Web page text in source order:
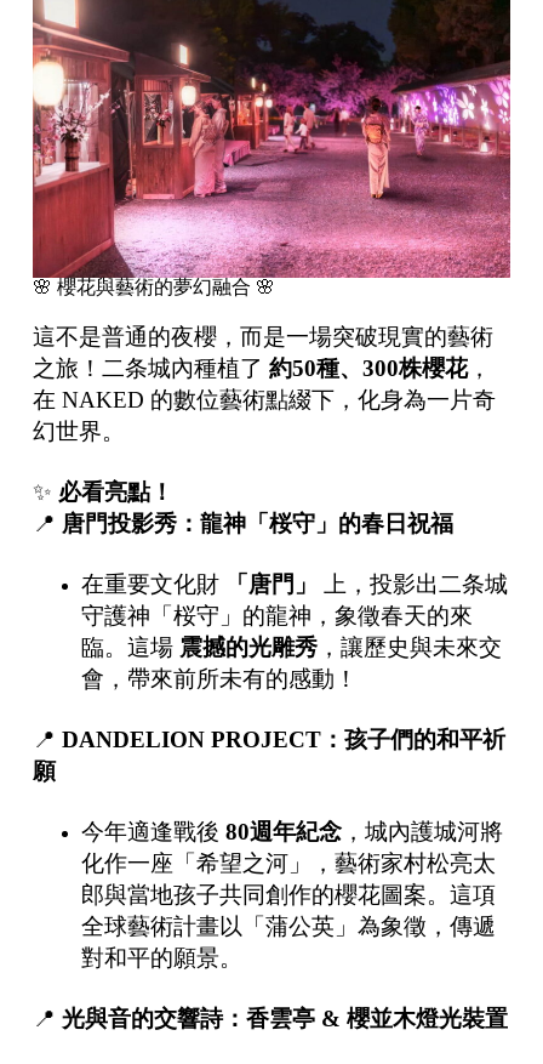
🌸 櫻花與藝術的夢幻融合 🌸
這不是普通的夜櫻，而是一場突破現實的藝術
之旅！二条城內種植了 約50種、 300株櫻花，
在 NAKED 的數位藝術點綴下，化身為一片奇
幻世界。
✨ 必看亮點！
📍 唐門投影秀：龍神「桜守」的春日祝福
在重要文化財 「唐門」
上，投影出二条城
守護神「桜守」的龍神，象徵春天的來
臨。這場 震撼的光雕秀，讓歷史與未來交
會，帶來前所未有的感動！
📍 DANDELION PROJECT：孩子們的和平祈
願
今年適逢戰後 80週年紀念，城內護城河將
化作一座「希望之河」，藝術家村松亮太
郎與當地孩子共同創作的櫻花圖案。這項
全球藝術計畫以「蒲公英」為象徵，傳遞
對和平的願景。
📍 光與音的交響詩：香雲亭& 櫻並木燈光裝置